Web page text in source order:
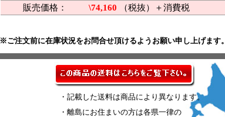
販売価格：
\74,160 （税抜）＋消費税
※ご注文前に在庫状況をお問合せ頂けるようお願い申し上げます。
・記載した送料は商品により異なります。
・離島にお住まいの方は各県一律の